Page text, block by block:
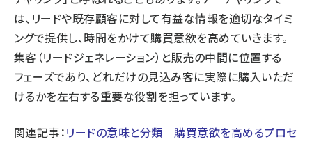
は、リードや既存顧客に対して有益な情報を適切なタイミ
ングで提供し、時間をかけて購買意欲を高めていきます。
集客（リードジェネレーション）と販売の中間に位置する
フェーズであり、どれだけの見込み客に実際に購入いただ
けるかを左右する重要な役割を担っています。
関連記事：リードの意味と分類｜購買意欲を高めるプロセ